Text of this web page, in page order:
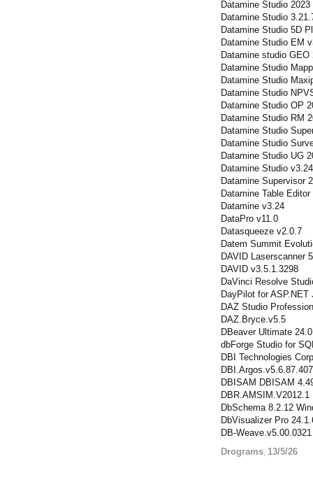
Datamine Studio 2023
Datamine Studio
Datamine Studio 5D
Datamine Studio EM
Datamine studio GEO
Datamine Studio
Datamine Studio
Datamine Studio
Datamine Studio OP
Datamine Studio RM
Datamine Studio
Datamine Studio
Datamine Studio UG
Datamine Studio
Datamine Supervisor
Datamine Table
Datamine v3.24
DataPro v11.0
Datasqueeze v2.0.7
Datem Summit
DAVID Laserscanner
DAVID v3.5.1.3298
DaVinci Resolve
DayPilot for
DAZ Studio
DAZ.Bryce.v5.5
DBeaver Ultimate
dbForge Studio for
DBI Technologies
DBI.Argos.v5.6.87.407
DBISAM DBISAM
DBR.AMSIM.V2012.1
DbSchema 8.2.12
DbVisualizer Pro
DB-Weave.v5.00.0321
Drograms 13/5/26